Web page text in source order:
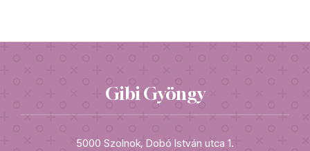
Gibi Gyöngy
5000 Szolnok, Dobó István utca 1.